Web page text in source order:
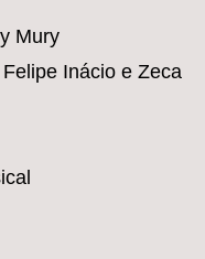
Mury
Inácio e Zeca